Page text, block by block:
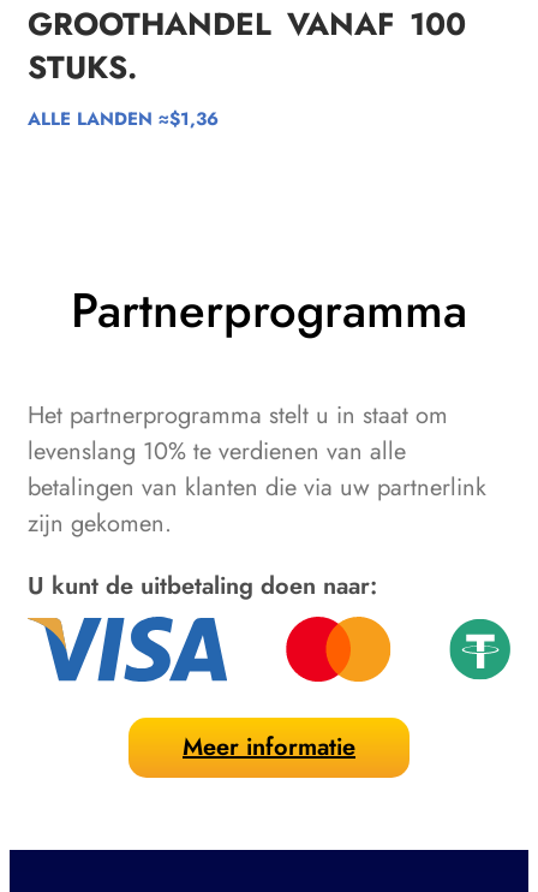
GROOTHANDEL VANAF 100
STUKS.
ALLE LANDEN ≈$1,36
Partnerprogramma
Het partnerprogramma stelt u in staat om
levenslang 10% te verdienen van alle
betalingen van klanten die via uw partnerlink
zijn gekomen.
U kunt de uitbetaling doen naar:
Meer informatie